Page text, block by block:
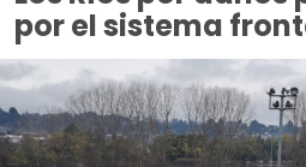
por el sistema